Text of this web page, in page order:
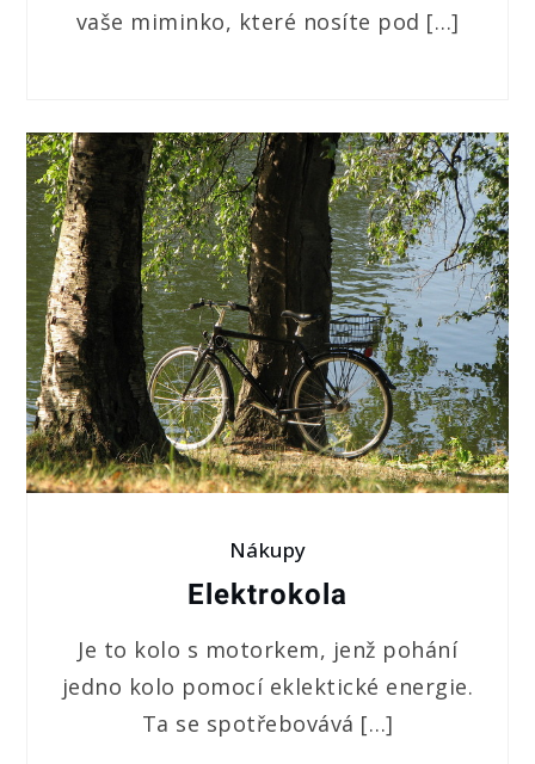
vaše miminko, které nosíte pod […]
Nákupy
Elektrokola
Je to kolo s motorkem, jenž pohání
jedno kolo pomocí eklektické energie.
Ta se spotřebovává […]